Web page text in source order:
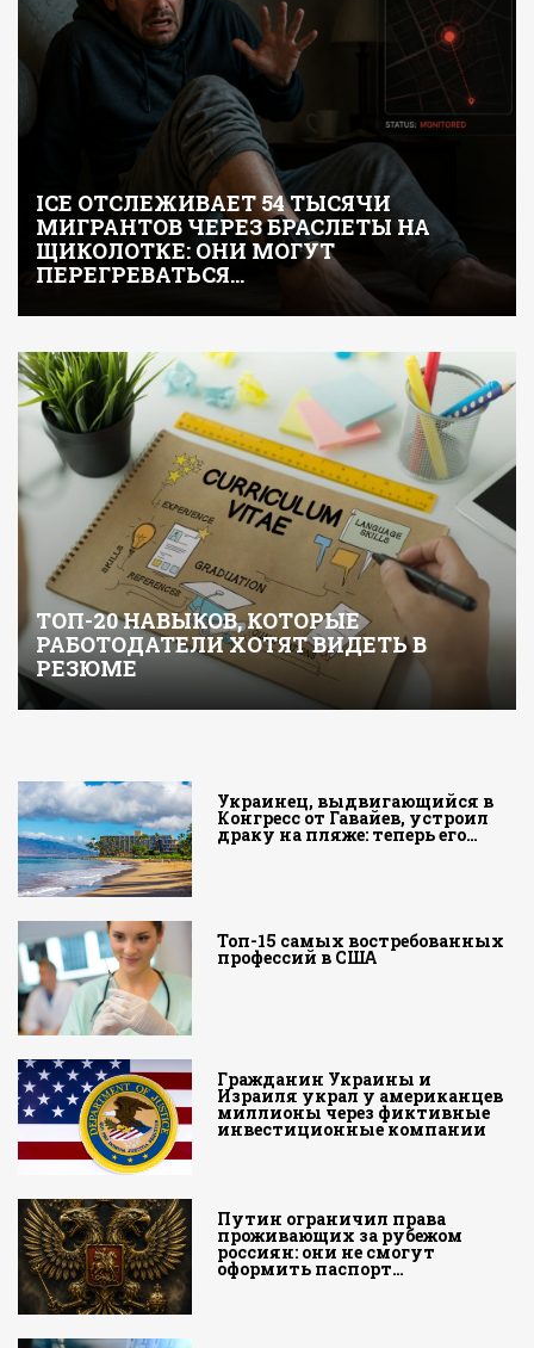
ICE ОТСЛЕЖИВАЕТ 54 ТЫСЯЧИ
МИГРАНТОВ ЧЕРЕЗ БРАСЛЕТЫ НА
ЩИКОЛОТКЕ: ОНИ МОГУТ
ПЕРЕГРЕВАТЬСЯ…
ТОП-20 НАВЫКОВ, КОТОРЫЕ
РАБОТОДАТЕЛИ ХОТЯТ ВИДЕТЬ В
РЕЗЮМЕ
Украинец, выдвигающийся в
Конгресс от Гавайев, устроил
драку на пляже: теперь его…
Топ-15 самых востребованных
профессий в США
Гражданин Украины и
Израиля украл у американцев
миллионы через фиктивные
инвестиционные компании
Путин ограничил права
проживающих за рубежом
россиян: они не смогут
оформить паспорт…